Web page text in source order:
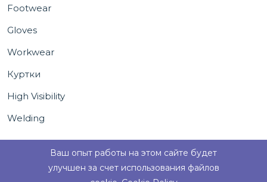
Footwear
Gloves
Workwear
Куртки
High Visibility
Welding
Ваш опыт работы на этом сайте будет
улучшен за счет использования файлов